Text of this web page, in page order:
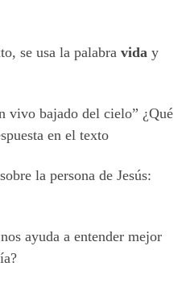
se usa la palabra vida y
vivo bajado del cielo” ¿Qué
en el texto
la persona de Jesús:
ayuda a entender mejor